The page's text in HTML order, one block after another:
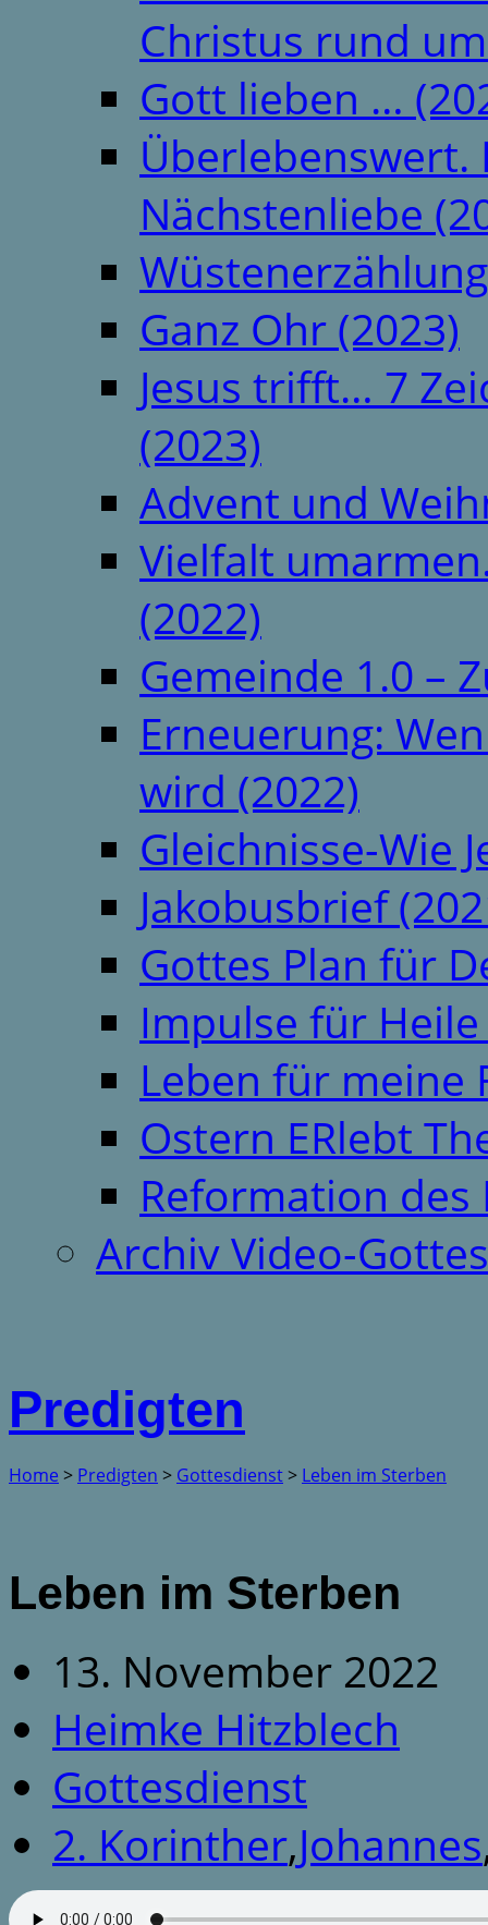
Christus rund
Gott lieben …
Überlebenswert.
Nächstenliebe
Ganz Ohr (2023)
Jesus trifft… 7
(2023)
Advent und
Vielfalt
(2022)
Gemeinde 1.0 –
Erneuerung:
wird (2022)
Gleichnisse-Wie
Jakobusbrief
Gottes Plan für
Impulse für
Leben für meine
Ostern ERlebt
Reformation des
Archiv Video-
Predigten
Home > Predigten > Gottesdienst> Leben im Sterben
Leben im Sterben
13. November 2022
Heimke Hitzblech
Gottesdienst
2. Korinther,Johannes